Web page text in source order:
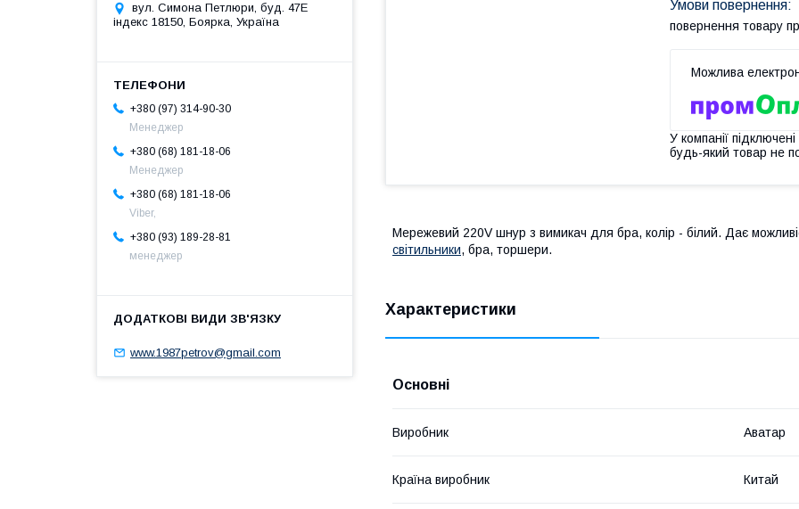
повернення товару
У компанії
будь-який товар не
Мережевий 220V шнур з вимикач для бра, колір - білий. Дає
світильники, бра, торшери.
Характеристики
Основні
Виробник Аватар
Країна виробник Китай
вул. Симона Петлюри, буд. 47Е
індекс 18150, Боярка, Україна
+380 (97) 314-90-30
Менеджер
+380 (68) 181-18-06
Менеджер
+380 (68) 181-18-06
Viber,
+380 (93) 189-28-81
менеджер
www.1987petrov@gmail.com